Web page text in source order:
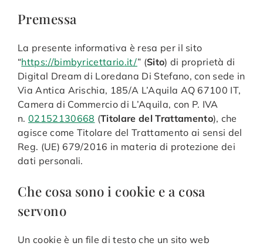
Premessa
La presente informativa è resa per il sito
“https://bimbyricettario.it/” (Sito) di proprietà di
Digital Dream di Loredana Di Stefano, con sede in
Via Antica Arischia, 185/A L’Aquila AQ 67100 IT,
Camera di Commercio di L’Aquila, con P. IVA
n. 02152130668 (Titolare del Trattamento), che
agisce come Titolare del Trattamento ai sensi del
Reg. (UE) 679/2016 in materia di protezione dei
dati personali.
Che cosa sono i cookie e a cosa
servono
Un cookie è un file di testo che un sito web